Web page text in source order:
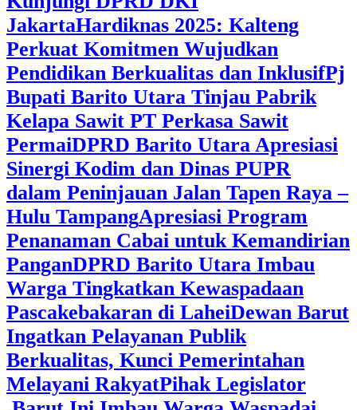
JakartaHardiknas 2025: Kalteng
Perkuat Komitmen Wujudkan
Pendidikan Berkualitas dan InklusifPj
Bupati Barito Utara Tinjau Pabrik
Kelapa Sawit PT Perkasa Sawit
PermaiDPRD Barito Utara Apresiasi
Sinergi Kodim dan Dinas PUPR
dalam Peninjauan Jalan Tapen Raya –
Hulu TampangApresiasi Program
Penanaman Cabai untuk Kemandirian
PanganDPRD Barito Utara Imbau
Warga Tingkatkan Kewaspadaan
Pascakebakaran di LaheiDewan Barut
Ingatkan Pelayanan Publik
Berkualitas, Kunci Pemerintahan
Melayani RakyatPihak Legislator